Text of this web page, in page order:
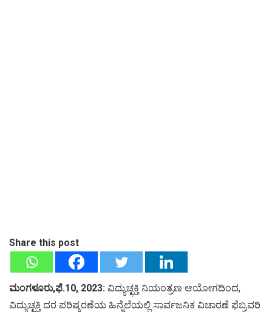
Share this post
ಮಂಗಳೂರು,ಫೆ.10, 2023: ವಿದ್ಯುಚ್ಛಕ್ತಿ ನಿಯಂತ್ರಣ ಆಯೋಗದಿಂದ,
ವಿದ್ಯುಚ್ಛಕ್ತಿ ದರ ಪರಿಷ್ಕರಣೆಯ ಹಿನ್ನೆಲೆಯಲ್ಲಿ ಸಾರ್ವಜನಿಕ ವಿಚಾರಣೆ ಫೆಬ್ರವರಿ